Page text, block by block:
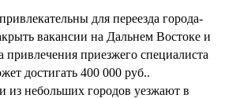
для переезда города-
вакансии на Дальнем Востоке и
привлечения приезжего специалиста
достигать 400 000 руб..
из небольших городов уезжают в